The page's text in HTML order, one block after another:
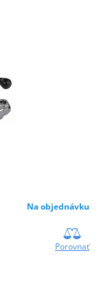
Na objednávku
Porovnať